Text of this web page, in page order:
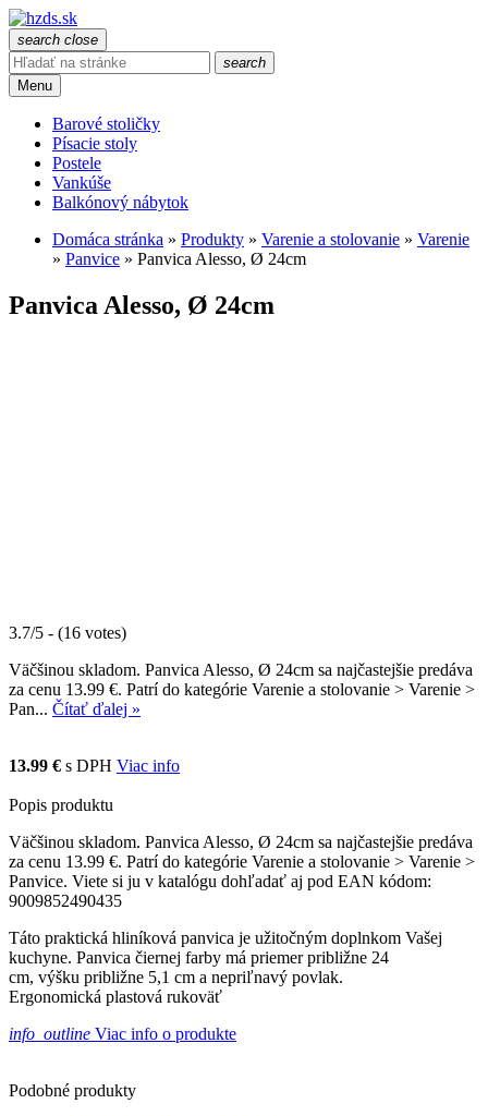
search close
search
Menu
Barové stoličky
Písacie stoly
Postele
Vankúše
Balkónový nábytok
Domáca stránka » Produkty » Varenie a stolovanie » Varenie
» Panvice » Panvica Alesso, Ø 24cm
Panvica Alesso, Ø 24cm
3.7/5 - (16 votes)
Väčšinou skladom. Panvica Alesso, Ø 24cm sa najčastejšie predáva
za cenu 13.99 €. Patrí do kategórie Varenie a stolovanie > Varenie >
Pan... Čítať ďalej »
13.99 € s DPH Viac info
Popis produktu
Väčšinou skladom. Panvica Alesso, Ø 24cm sa najčastejšie predáva
za cenu 13.99 €. Patrí do kategórie Varenie a stolovanie > Varenie >
Panvice. Viete si ju v katalógu dohľadať aj pod EAN kódom:
9009852490435
Táto praktická hliníková panvica je užitočným doplnkom Vašej
kuchyne. Panvica čiernej farby má priemer približne 24
cm, výšku približne 5,1 cm a nepriľnavý povlak.
Ergonomická plastová rukoväť
info_outline Viac info o produkte
Podobné produkty